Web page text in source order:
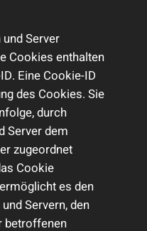
Server
Cookies enthalten
Eine Cookie-ID
des Cookies. Sie
durch
Server dem
zugeordnet
Cookie
es den
Servern, den
betroffenen